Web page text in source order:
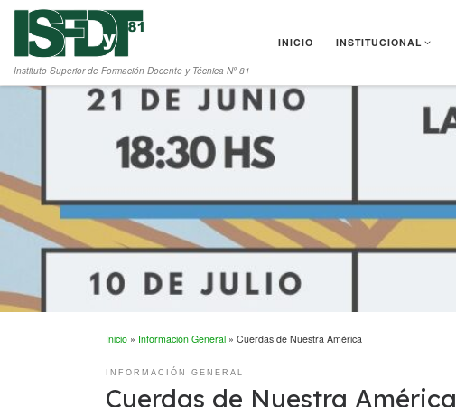
Saltar al contenido
Instituto Superior de Formación Docente y Técnica Nº 81
INICIO INSTITUCIONAL
Inicio » Información General » Cuerdas de Nuestra América
INFORMACIÓN GENERAL
Cuerdas de Nuestra América